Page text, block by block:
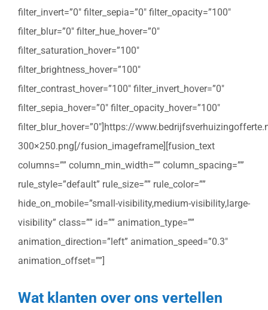
filter_invert=”0″ filter_sepia=”0″ filter_opacity=”100″
filter_blur=”0″ filter_hue_hover=”0″
filter_saturation_hover=”100″
filter_brightness_hover=”100″
filter_contrast_hover=”100″ filter_invert_hover=”0″
filter_sepia_hover=”0″ filter_opacity_hover=”100″
filter_blur_hover=”0″]https://
300×250.png[/fusion_imageframe][fusion_text
columns=”” column_min_width=”” column_spacing=””
rule_style=”default” rule_size=”” rule_color=””
hide_on_mobile=”small-visibility,medium-visibility,large-
visibility” class=”” id=”” animation_type=””
animation_direction=”left” animation_speed=”0.3″
animation_offset=””]
Wat klanten over ons vertellen